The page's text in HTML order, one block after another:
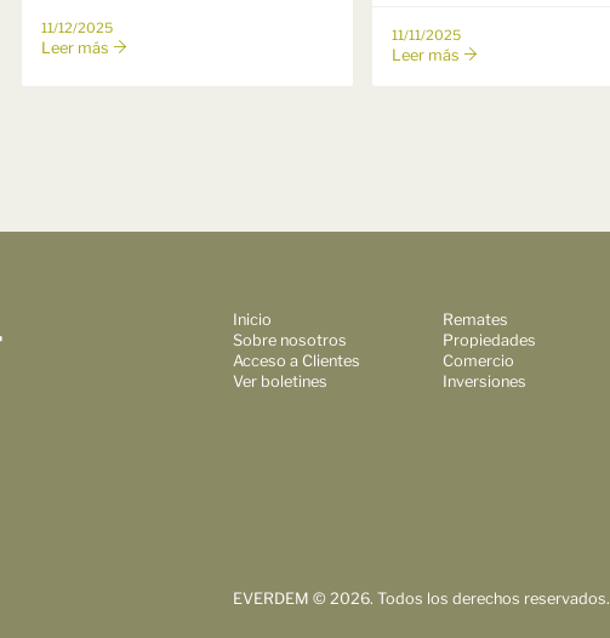
11/12/2025
Leer más
11/11/2025
Leer más
Inicio
Sobre nosotros
Acceso a Clientes
Ver boletines
Remates
Propiedades
Comercio
Inversiones
EVERDEM © 2026. Todos los derechos reservados.